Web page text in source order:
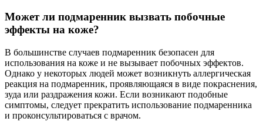
Может ли подмаренник вызвать побочные
эффекты на коже?
В большинстве случаев подмаренник безопасен для
использования на коже и не вызывает побочных эффектов.
Однако у некоторых людей может возникнуть аллергическая
реакция на подмаренник, проявляющаяся в виде покраснения,
зуда или раздражения кожи. Если возникают подобные
симптомы, следует прекратить использование подмаренника
и проконсультироваться с врачом.